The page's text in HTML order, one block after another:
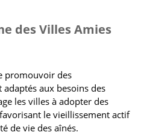
des Villes Amies
promouvoir des
aux besoins des
les villes à adopter des
le vieillissement actif
de vie des aînés.